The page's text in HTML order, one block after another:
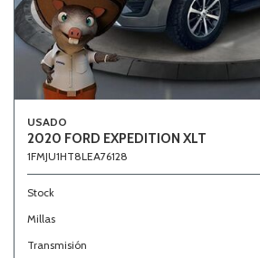
USADO
2020 FORD EXPEDITION XLT
1FMJU1HT8LEA76128
Stock
Millas
Transmisión